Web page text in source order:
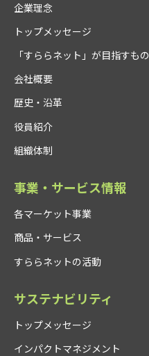
企業理念
トップメッセージ
「すららネット」が目指すもの
会社概要
歴史・沿革
役員紹介
組織体制
事業・サービス情報
各マーケット事業
商品・サービス
すららネットの活動
サステナビリティ
トップメッセージ
インパクトマネジメント